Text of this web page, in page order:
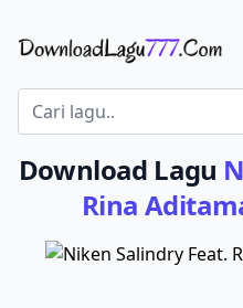
Download Lagu -
Download Lagu
Rina